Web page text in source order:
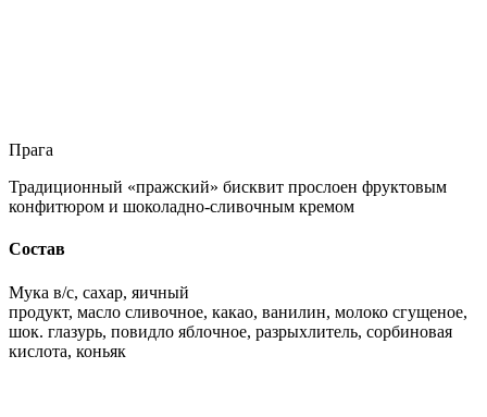
Прага
Традиционный «пражский» бисквит прослоен фруктовым
конфитюром и шоколадно-сливочным кремом
Состав
Мука в/с, сахар, яичный
продукт, масло сливочное, какао, ванилин, молоко сгущеное,
шок. глазурь, повидло яблочное, разрыхлитель, сорбиновая
кислота, коньяк